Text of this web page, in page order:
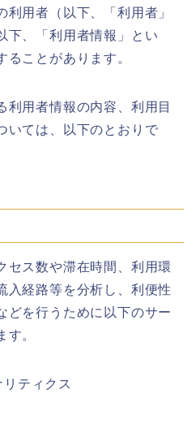
用者（以下、「利用者」
下、「利用者情報」とい
ることがあります。
利用者情報の内容、利用目
いては、以下のとおりで
セス数や滞在時間、利用環
入経路等を分析し、利便性
どを行うために以下のサー
す。
ティクス